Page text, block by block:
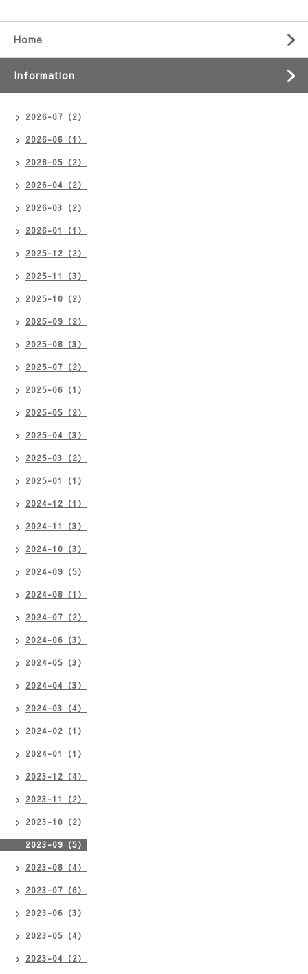
Home
Information
2026-07（2）
2026-06（1）
2026-05（2）
2026-04（2）
2026-03（2）
2026-01（1）
2025-12（2）
2025-11（3）
2025-10（2）
2025-09（2）
2025-08（3）
2025-07（2）
2025-06（1）
2025-05（2）
2025-04（3）
2025-03（2）
2025-01（1）
2024-12（1）
2024-11（3）
2024-10（3）
2024-09（5）
2024-08（1）
2024-07（2）
2024-06（3）
2024-05（3）
2024-04（3）
2024-03（4）
2024-02（1）
2024-01（1）
2023-12（4）
2023-11（2）
2023-10（2）
2023-09（5）
2023-08（4）
2023-07（6）
2023-06（3）
2023-05（4）
2023-04（2）